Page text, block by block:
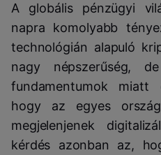
A globális pénzügyi
napra komolyabb
technológián alapuló
nagy népszerűség,
fundamentumok miatt
hogy az egyes
megjelenjenek
kérdés azonban az,